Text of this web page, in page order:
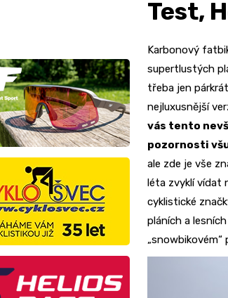
Test,
Karbonový
supertlustých
třeba jen
nejluxusnější
vás tento
pozornosti
ale zde je vše
léta zvyklí vídat
cyklistické
pláních a
„snowbikovém“